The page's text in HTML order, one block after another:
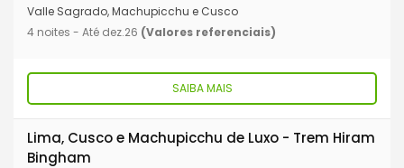
Valle Sagrado, Machupicchu e Cusco
4 noites - Até dez.26 (Valores referenciais)
SAIBA MAIS
Lima, Cusco e Machupicchu de Luxo - Trem Hiram
Bingham